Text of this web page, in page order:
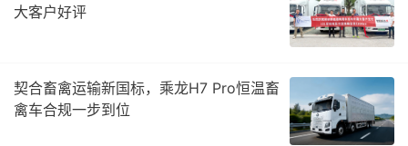
大客户好评
契合畜禽运输新国标，乘龙H7 Pro恒温畜
禽车合规一步到位